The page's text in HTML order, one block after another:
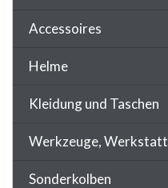
Accessoires
Helme
Kleidung und Taschen
Werkzeuge, Werkstatt
Sonderkolben